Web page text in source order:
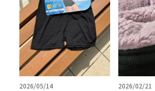
2026/05/14 2026/02/21